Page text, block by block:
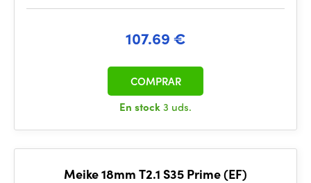
107.69 €
En stock3 uds.
COMPRAR
Meike 18mm T2.1 S35 Prime (EF)